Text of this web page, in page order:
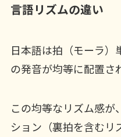
言語リズムの違い
日本語は拍（モーラ）
の発音が均等に配置さ
この均等なリズム感が
ション（裏拍を含むリ